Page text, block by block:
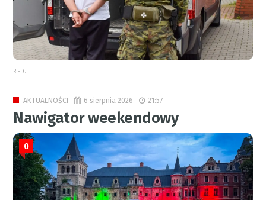
RED.
AKTUALNOŚCI 6 sierpnia 2026 21:57
Nawigator weekendowy
0